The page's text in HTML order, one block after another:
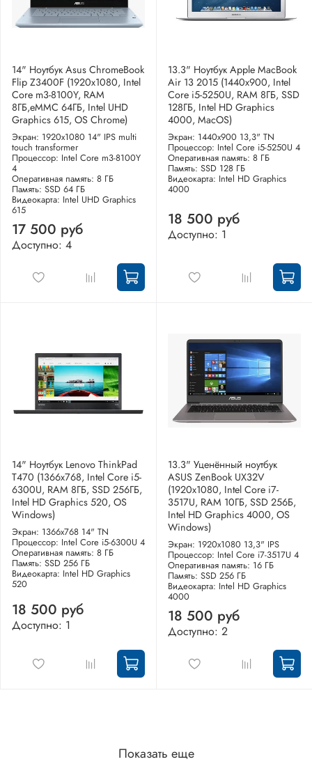
14" Ноутбук Asus ChromeBook
Flip Z3400F (1920x1080, Intel
Core m3-8100Y, RAM
8ГБ,eMMC 64ГБ, Intel UHD
Graphics 615, OS Chrome)
Экран: 1920x1080 14" IPS multi
touch transformer
Процессор: Intel Core m3-8100Y
4
Оперативная память: 8 ГБ
Память: SSD 64 ГБ
Видеокарта: Intel UHD Graphics
615
17 500 руб
Доступно: 4
13.3" Ноутбук Apple MacBook
Air 13 2015 (1440x900, Intel
Core i5-5250U, RAM 8ГБ, SSD
128ГБ, Intel HD Graphics
4000, MacOS)
Экран: 1440x900 13,3" TN
Процессор: Intel Core i5-5250U 4
Оперативная память: 8 ГБ
Память: SSD 128 ГБ
Видеокарта: Intel HD Graphics
4000
18 500 руб
Доступно: 1
14" Ноутбук Lenovo ThinkPad
T470 (1366x768, Intel Core i5-
6300U, RAM 8ГБ, SSD 256ГБ,
Intel HD Graphics 520, OS
Windows)
Экран: 1366x768 14" TN
Процессор: Intel Core i5-6300U 4
Оперативная память: 8 ГБ
Память: SSD 256 ГБ
Видеокарта: Intel HD Graphics
520
18 500 руб
Доступно: 1
13.3" Уценённый ноутбук
ASUS ZenBook UX32V
(1920x1080, Intel Core i7-
3517U, RAM 10ГБ, SSD 256Б,
Intel HD Graphics 4000, OS
Windows)
Экран: 1920x1080 13,3" IPS
Процессор: Intel Core i7-3517U 4
Оперативная память: 16 ГБ
Память: SSD 256 ГБ
Видеокарта: Intel HD Graphics
4000
18 500 руб
Доступно: 2
Показать еще